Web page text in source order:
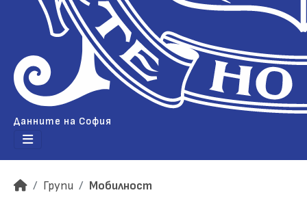
Данните на София
Групи Мобилност